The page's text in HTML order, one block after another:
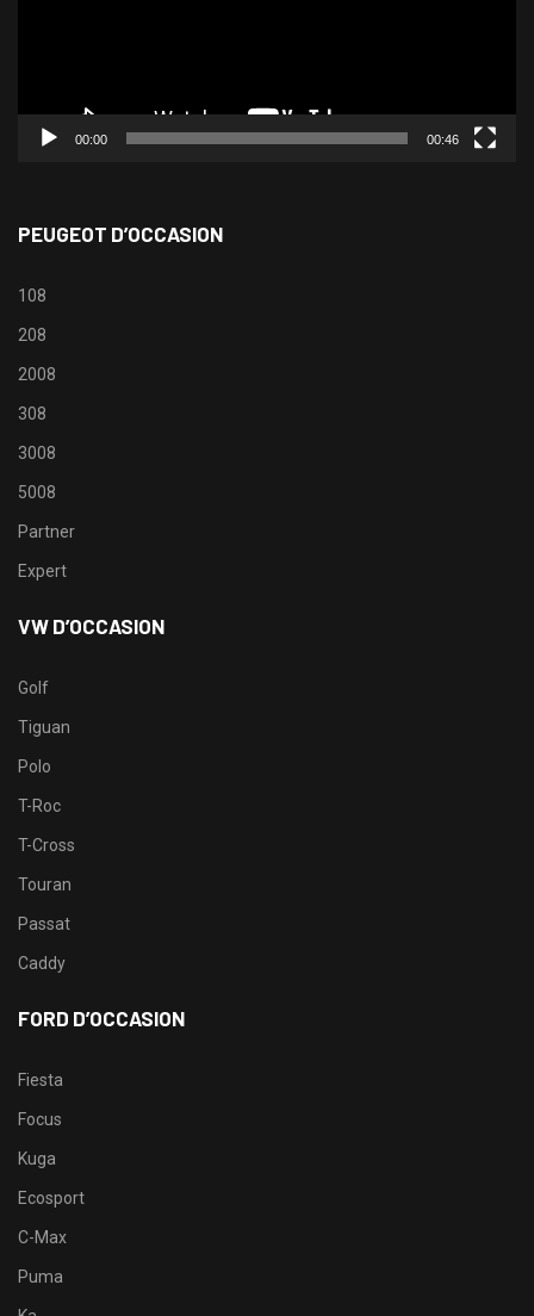
00:00 00:46
PEUGEOT D’OCCASION
108
208
2008
308
3008
5008
Partner
Expert
VW D’OCCASION
Golf
Tiguan
Polo
T-Roc
T-Cross
Touran
Passat
Caddy
FORD D’OCCASION
Fiesta
Focus
Kuga
Ecosport
C-Max
Puma